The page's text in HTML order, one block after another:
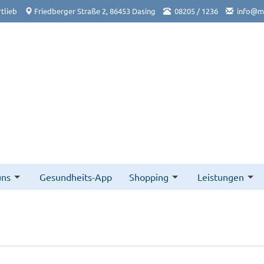
Friedberger Straße 2, 86453 Dasing 08205 / 1236
Gesundheits-App Shopping Leistungen